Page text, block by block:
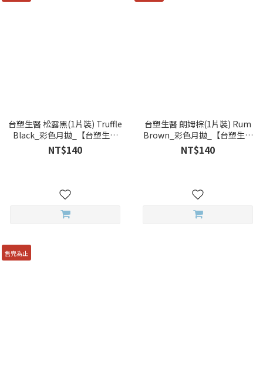
台塑生醫 松露黑(1片裝) Truffle
Black_彩色月拋_【台塑生醫
_BIOVISION_童話】1p
NT$140
台塑生醫 朗姆棕(1片裝) Rum
Brown_彩色月拋_【台塑生醫
_BIOVISION_童話】1pc
NT$140
售完為止